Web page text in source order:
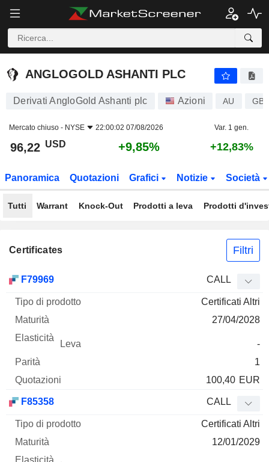
ANGLOGOLD ASHANTI PLC
ANGLOGOLD ASHANTI PLC
Derivati AngloGold Ashanti plc Azioni AU
Mercato chiuso - NYSE 22:00:02 07/08/2026 Var. 1 gen.
96,22 USD +9,85% +12,83%
Panoramica Quotazioni Grafici Notizie Società
Tutti Warrant Knock-Out Prodotti a leva Prodotti
Certificates Filtri
F79969 CALL
Certificati Altri
27/04/2028
-
1
100,40 EUR
F85358 CALL
Certificati Altri
12/01/2029